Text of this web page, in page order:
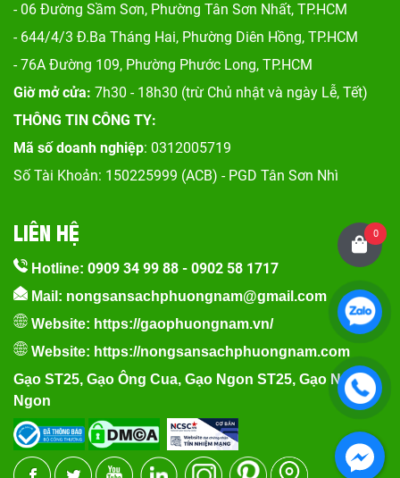
- 06 Đường Sầm Sơn, Phường Tân Sơn Nhất, TP.HCM
- 644/4/3 Đ.Ba Tháng Hai, Phường Diên Hồng, TP.HCM
- 76A Đường 109, Phường Phước Long, TP.HCM
Giờ mở cửa: 7h30 - 18h30 (trừ Chủ nhật và ngày Lễ, Tết)
THÔNG TIN CÔNG TY:
Mã số doanh nghiệp: 0312005719
Số Tài Khoản: 150225999 (ACB) - PGD Tân Sơn Nhì
LIÊN HỆ
Hotline: 0909 34 99 88 - 0902 58 1717
Mail: nongsansachphuongnam@gmail.com
Website: https://gaophuongnam.vn/
Website: https://nongsansachphuongnam.com
Gạo ST25, Gạo Ông Cua, Gạo Ngon ST25, Gạo Nếp
Ngon
0